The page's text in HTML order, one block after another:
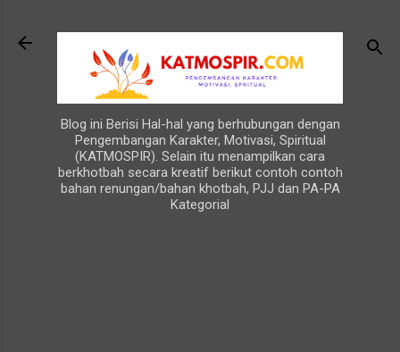
Blog ini Berisi Hal-hal yang berhubungan dengan
Pengembangan Karakter, Motivasi, Spiritual
(KATMOSPIR). Selain itu menampilkan cara
berkhotbah secara kreatif berikut contoh contoh
bahan renungan/bahan khotbah, PJJ dan PA-PA
Kategorial